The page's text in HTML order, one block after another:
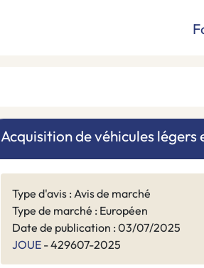
Acquisition de véhicules
Type d'avis : Avis de marché
Type de marché : Européen
Date de publication : 03/07/2025
JOUE - 429607-2025